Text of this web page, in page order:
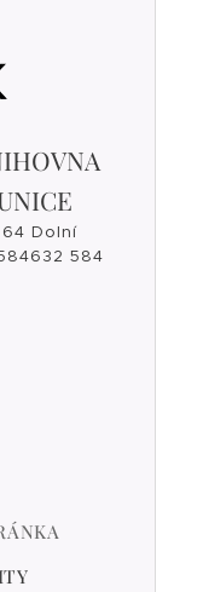
64 Dolní
584